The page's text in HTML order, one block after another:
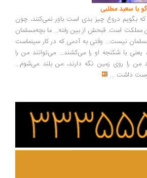
مطلبی
دروغ چیز بدی است باور نمی‌کنند، چون
است. قبحش از بین رفته... ما بچه‌مسلمان
وقتی به آدمی که در کار سینماست
شکنجه او را می‌کشند... می‌توانند من را
روی زمین نگه دارند، من بلند می‌شوم...
...